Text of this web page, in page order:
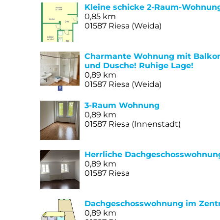
Kleine schicke 2-Raum-
0,85 km
01587 Riesa (Weida)
Charmante Wohnung mit
und Dusche! Ruhige Lage!
0,89 km
01587 Riesa (Weida)
3-Raum Wohnung
0,89 km
01587 Riesa (Innenstadt)
Herrliche
0,89 km
01587 Riesa
Dachgeschosswohnung im
0,89 km